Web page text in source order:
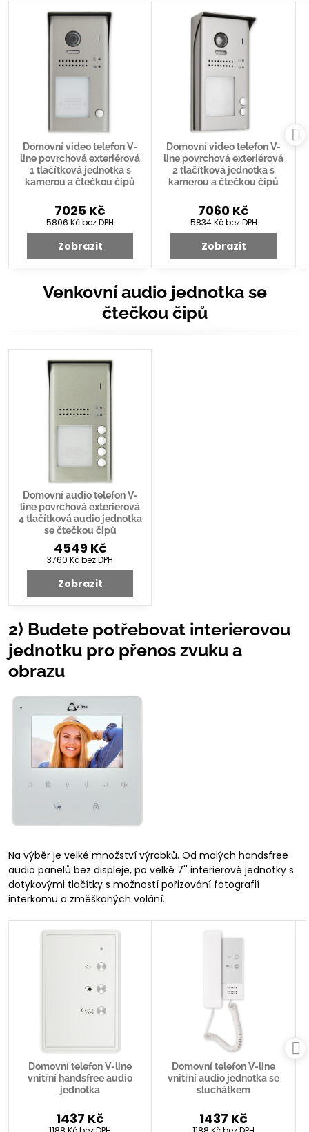
Domovní video telefon V-
line povrchová exteriérová
1 tlačítková jednotka s
kamerou a čtečkou čipů
7025 Kč
5806 Kčbez DPH
Zobrazit
Domovní video telefon V-
line povrchová exteriérová
2 tlačítková jednotka s
kamerou a čtečkou čipů
7060 Kč
5834 Kčbez DPH
Zobrazit
Venkovní audio jednotka se
čtečkou čipů
Domovní audio telefon V-
line povrchová exterierová
4 tlačítková audio jednotka
se čtečkou čipů
4549 Kč
3760 Kčbez DPH
Zobrazit
2) Budete potřebovat interierovou
jednotku pro přenos zvuku a
obrazu
Na výběr je velké množství výrobků. Od malých handsfree
audio panelů bez displeje, po velké 7'' interierové jednotky s
dotykovými tlačítky s možností pořizování fotografií
interkomu a změškaných volání.
Domovní telefon V-line
vnitřní handsfree audio
jednotka
1437 Kč
Domovní telefon V-line
vnitřní audio jednotka se
sluchátkem
1437 Kč